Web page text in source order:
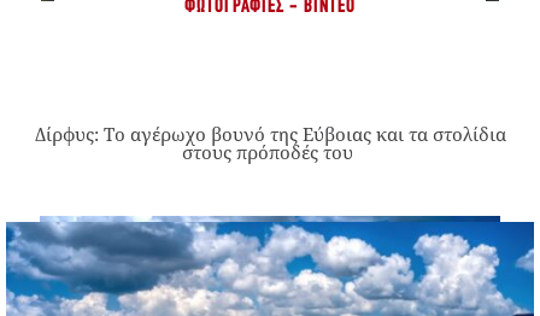
ΦΩΤΟΓΡΑΦΊΕΣ - ΒΊΝΤΕΟ
Δίρφυς: Το αγέρωχο βουνό της Εύβοιας και τα στολίδια
στους πρόποδές του